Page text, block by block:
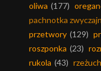
oliwa (177)
pachnotka
przetwory (129)
roszponka (23)
rukola (43)